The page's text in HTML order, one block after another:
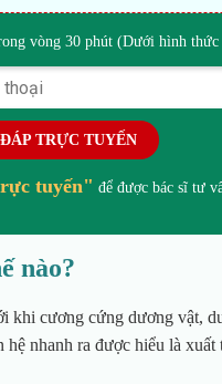
vòng 30 phút (Dưới hình thức
TRỰC TUYẾN
tuyến" để được bác sĩ tư
nào?
khi cương cứng dương vật,
nhanh ra được hiểu là xuất